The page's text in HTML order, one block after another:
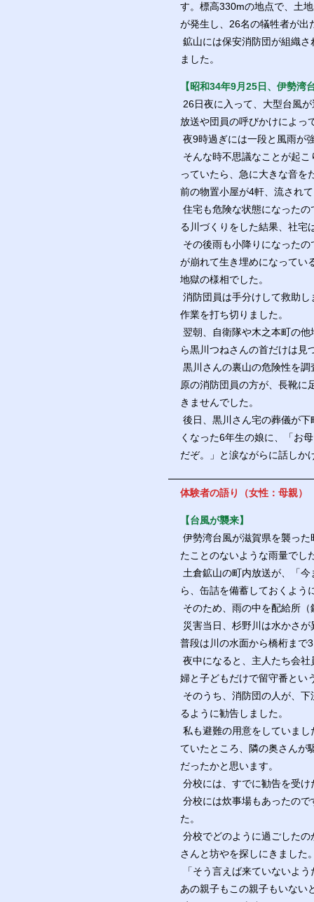
す。標高330mの地点で、土
が発生し、26名の犠牲者が出
鉱山には保安消防団が組織
ました。
【昭和34年9月25日、伊勢湾
26日夜に入って、大型台風
放送や団員の呼びかけによっ
夜9時過ぎには一段と風雨が
そんな時不思議なことが起
っていたら、急に大きな音を
前の物置小屋が4軒、流され
住宅も危険な状態になった
る川づくりをした結果、社宅
その後雨も小降りになった
が崩れて生き埋めになってい
地獄の様相でした。
消防団員は手分けして救助
作業を打ち切りました。
翌朝、自衛隊や木之本町の
ら黒川つねさんの首だけは見
黒川さんの裏山の危険性を
原の消防団員の方が、長靴に
きませんでした。
後日、黒川さん宅の葬儀が
くなった6年生の娘に、「お
だぞ。」と涙ながらに話しか
体験者の語り（女性：母親）
【台風が襲来】
伊勢湾台風が滋賀県を襲っ
たことのないような雨量でし
土倉鉱山の町内放送が、「
ら、缶詰を備蓄しておくよう
そのため、雨の中を配給所
災害当日、杉野川は水かさ
普段は川の水面から橋桁まで
夜中になると、主人たち会
婦と子どもだけで留守番とい
そのうち、消防団の人が、
るように勧告しました。
私も避難の用意をしていま
ていたところ、隣の奥さんが
だったかと思います。
分校には、すでに勧告を受
分校には炊事場もあったの
た。
分校でどのように過ごした
さんと坊やを探しにきました
「そう言えば来ていないよ
あの親子もこの親子もいない